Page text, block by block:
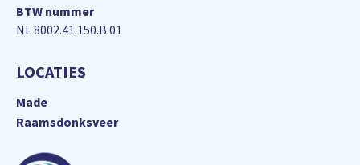
BTW nummer
NL 8002.41.150.B.01
LOCATIES
Made
Raamsdonksveer